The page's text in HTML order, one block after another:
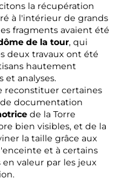
la récupération
à l'intérieur de grands
fragments avaient été
de la tour, qui
deux travaux ont été
hautement
et analyses.
reconstituer certaines
documentation
de la Torre
bien visibles, et de la
la taille grâce aux
et à certains
valeur par les jeux